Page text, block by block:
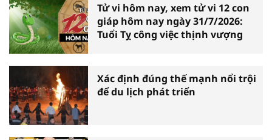
Tử vi hôm nay, xem tử vi 12 con
giáp hôm nay ngày 31/7/2026:
Tuổi Tỵ công việc thịnh vượng
Xác định đúng thế mạnh nổi trội
để du lịch phát triển